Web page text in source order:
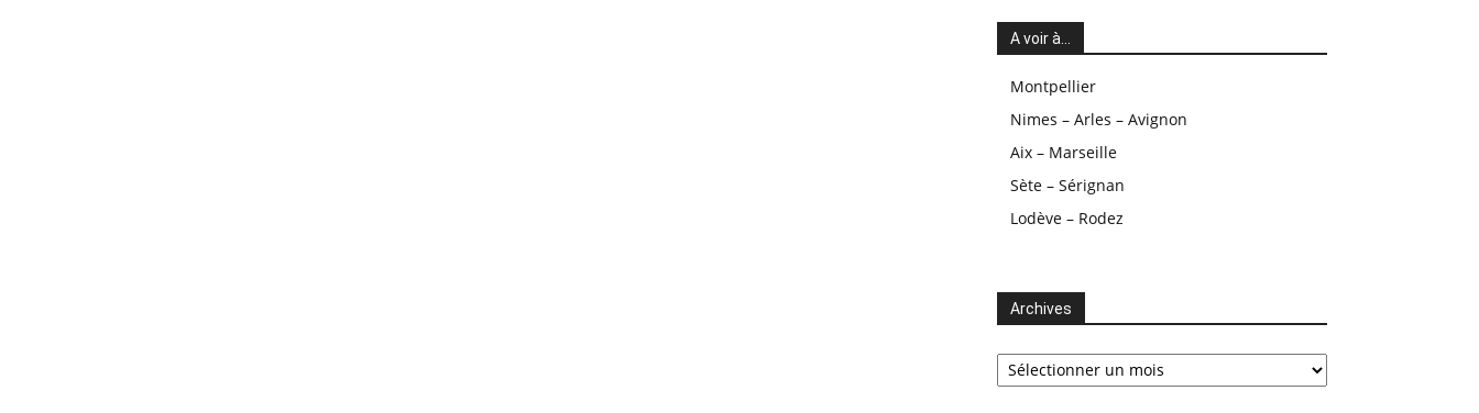
A voir à…
Montpellier
Nimes – Arles – Avignon
Aix – Marseille
Sète – Sérignan
Lodève – Rodez
Archives
Archives